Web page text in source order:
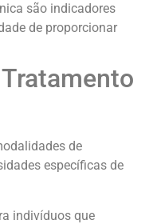
são indicadores
de proporcionar
de
específicas de
indivíduos que